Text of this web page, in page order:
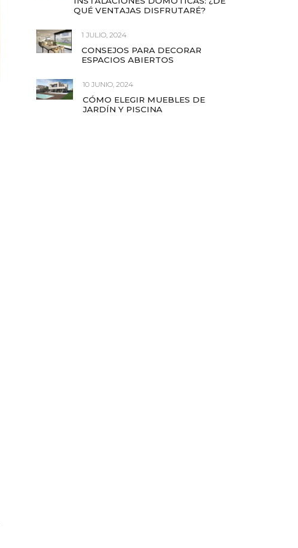
QUÉ VENTAJAS DISFRUTARÉ?
1 JULIO, 2024
CONSEJOS PARA DECORAR
ESPACIOS ABIERTOS
10 JUNIO, 2024
CÓMO ELEGIR MUEBLES DE
JARDÍN Y PISCINA